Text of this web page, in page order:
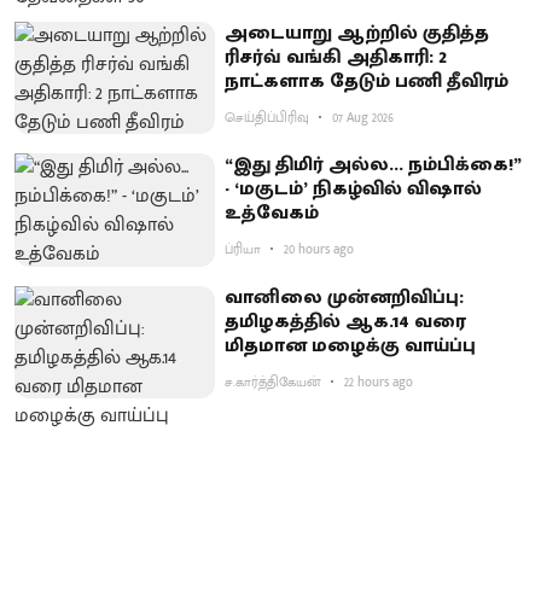
அடையாறு ஆற்றில் குதித்த
ரிசர்வ் வங்கி அதிகாரி: 2
நாட்களாக தேடும் பணி தீவிரம்
செய்திப்பிரிவு 07 Aug 2026
“இது திமிர் அல்ல... நம்பிக்கை!”
- ‘மகுடம்’ நிகழ்வில் விஷால்
உத்வேகம்
ப்ரியா 20 hours ago
வானிலை முன்னறிவிப்பு:
தமிழகத்தில் ஆக.14 வரை
மிதமான மழைக்கு வாய்ப்பு
ச.கார்த்திகேயன் 22 hours ago